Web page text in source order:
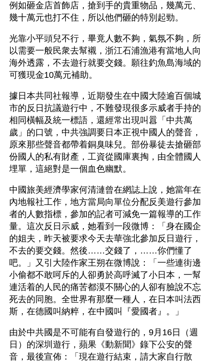
例如砸金店首飾店，搶到手的貴重物品，幾萬元、
幾十萬元也打不住，所以他們砸的特別起勁。
光靠小平頭兒不行，畢竟人數不夠，氣氛不夠，所
以需要一般民衆去幫襯，浙江石浦漁港有當地人向
海外透露，不去遊行就要交錢。願往釣魚島海域的
可獲現金10萬元補助。
據日本共同社報導，近期發生在中國大陸逾百個城
市的反日抗議遊行中，不難發現很多示威者手持的
相同橫幅及統一標語，還經常出現叫囂「中共萬
歲」的口號，中共強調要日本正視中國人的聲音，
原來那些聲音都帶着銅臭味兒。部份暴徒去搶砸部
份國人的私有財產，工資從國庫裏掏，由全體國人
埋單，這絕對是一個血色幽默。
中國旅美經濟學家何清漣曾在網誌上說，她當年在
內地報社工作，地方當局向單位分配反美遊行參加
者的人數指標，參加的記者可減免一篇報導的工作
量。這次反日示威，她看到一段微博：「身在國企
的姐夫，昨天被要求今天去華強北參加反日遊行，
不去的要交錢。然後……交錢了，……你們懂了
吧。」又引大陸作家王朔在微博說：「一些連街邊
小偷都不敢呵斥的人卻勇於高呼滅了小日本，一幫
連活着的人民的痛苦都漠不關心的人卻有臉說不忘
死去的同胞。全世界有那麼一種人，在日本叫法西
斯，在德國叫納粹，在中國叫『愛國者』。」
由於中共國是不可能有自發遊行的，9月16日（週
日）的深圳遊行，蘋果《動新聞》錄下公安的聲
音，最後宣佈：「現在遊行結束，請大家自行散